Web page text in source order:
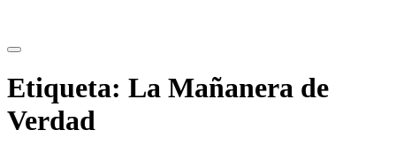
contenido
Etiqueta: La Mañanera de
Verdad